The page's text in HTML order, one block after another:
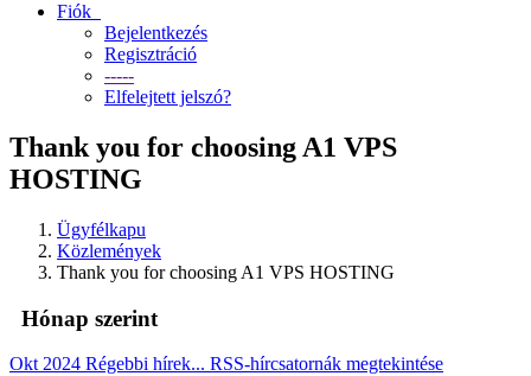
Fiók
Bejelentkezés
Regisztráció
-----
Elfelejtett jelszó?
Thank you for choosing A1 VPS
HOSTING
Ügyfélkapu
Közlemények
Thank you for choosing A1 VPS HOSTING
Hónap szerint
Okt 2024 Régebbi hírek... RSS-hírcsatornák megtekintése